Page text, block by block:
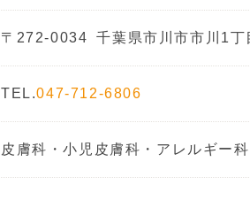
〒272-0034 千葉県市川市市川1
TEL.047-712-6806
皮膚科・小児皮膚科・アレルギー